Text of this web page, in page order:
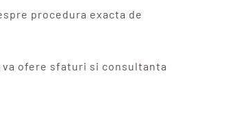
procedura exacta de
ofere sfaturi si consultanta